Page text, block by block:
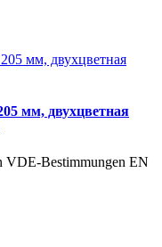
мм, двухцветная
VDE-Bestimmungen EN